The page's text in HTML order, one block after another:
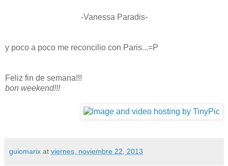
-Vanessa Paradis-
y poco a poco me reconcilio con Paris...=P
Feliz fin de semana!!!
bon weekend!!!
guiomarix at viernes, noviembre 22, 2013